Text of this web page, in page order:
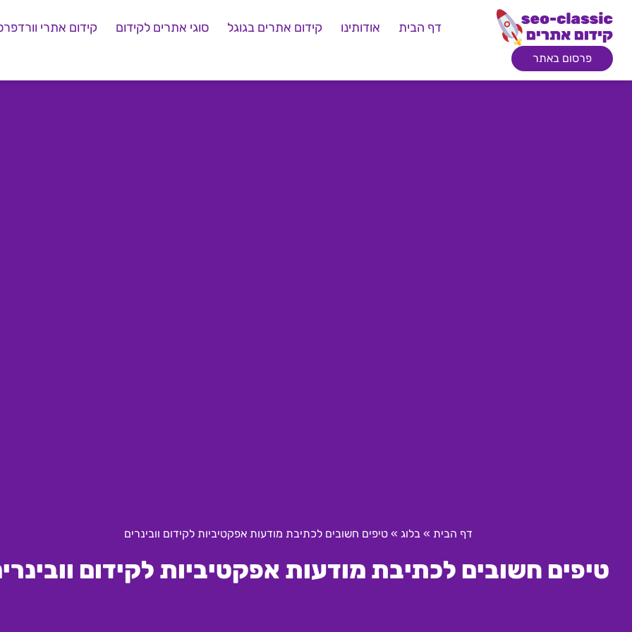
דף הבית אודותינו קידום אתרים בגוגל סוגי אתרים לקידום קידום אתרי
פרסום באתר
דף הבית » בלוג » טיפים חשובים לכתיבת מודעות אפקטיביות לקידום וובינרים
טיפים חשובים לכתיבת מודעות אפקטיביות לקידום